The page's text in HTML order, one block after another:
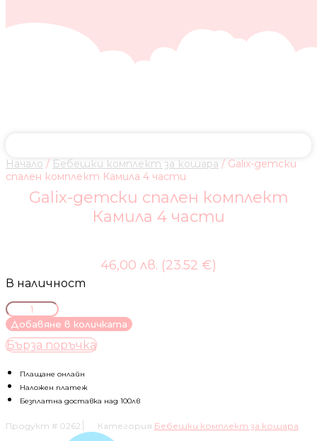
Начало / Бебешки комплект за кошара / Galix-детски
спален комплект Камила 4 части
Galix-детски спален комплект
Камила 4 части
46,00 лв. (23.52 €)
В наличност
количество
за
Galix-
детски
комплект
Камила
4
Добавяне в количката
Бърза поръчка
Плащане онлайн
Наложен платеж
Безплатна доставка над 100лв
Продукт # 0262 Категория Бебешки комплект за кошара